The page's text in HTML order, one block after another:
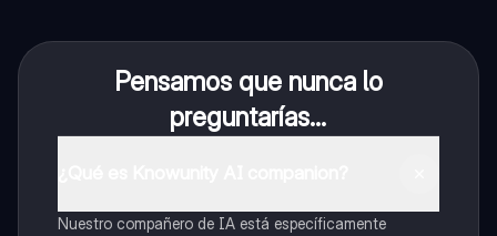
Pensamos que nunca lo
preguntarías...
Nuestro compañero de IA está específicamente